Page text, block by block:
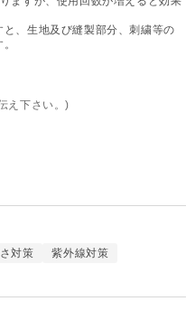
、生地及び縫製部分、刺繍等の
え下さい。)
対策
紫外線対策